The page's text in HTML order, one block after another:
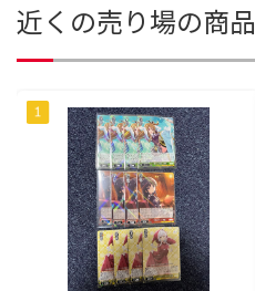
近くの売り場の商品